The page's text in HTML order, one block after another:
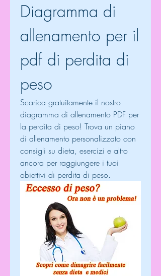
Diagramma di
allenamento per il
pdf di perdita di
peso
Scarica gratuitamente il nostro
diagramma di allenamento PDF per
la perdita di peso! Trova un piano
di allenamento personalizzato con
consigli su dieta, esercizi e altro
ancora per raggiungere i tuoi
obiettivi di perdita di peso.